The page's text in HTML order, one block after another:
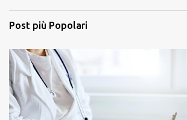
Post più Popolari